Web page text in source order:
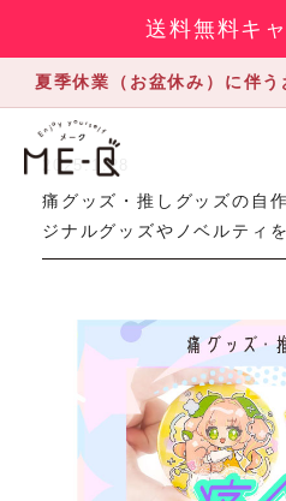
送料無料キ
夏季休業（お盆休み）に伴
2025.1.28
痛グッズ・推しグッズの自
ジナルグッズやノベルティ